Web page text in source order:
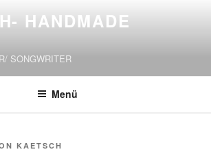
HANDMADE
SONGWRITER
Menü
KAETSCH